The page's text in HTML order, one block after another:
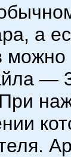
а
можно
—